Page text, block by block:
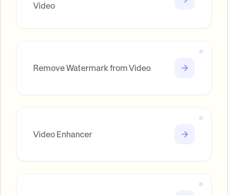
Video
Remove Watermark from Video
Video Enhancer